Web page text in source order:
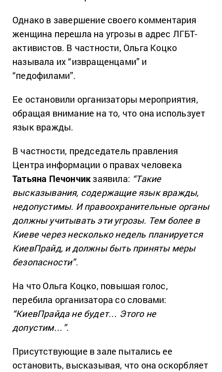
Однако в завершение своего комментария
женщина перешла на угрозы в адрес ЛГБТ-
активистов. В частности, Ольга Коцко
называла их “извращенцами” и
“педофилами”.
Ее остановили организаторы мероприятия,
обращая внимание на то, что она использует
язык вражды.
В частности, председатель правления
Центра информации о правах человека
Татьяна Печончикзаявила: “Такие
высказывания, содержащие язык вражды,
недопустимы. И правоохранительные органы
должны учитывать эти угрозы. Тем более в
Киеве через несколько недель планируется
КиевПрайд, и должны быть приняты меры
безопасности”.
На что Ольга Коцко, повышая голос,
перебила организатора со словами:
“КиевПрайда не будет… Этого не
допустим…”.
Присутствующие в зале пытались ее
остановить, высказывая, что она оскорбляет